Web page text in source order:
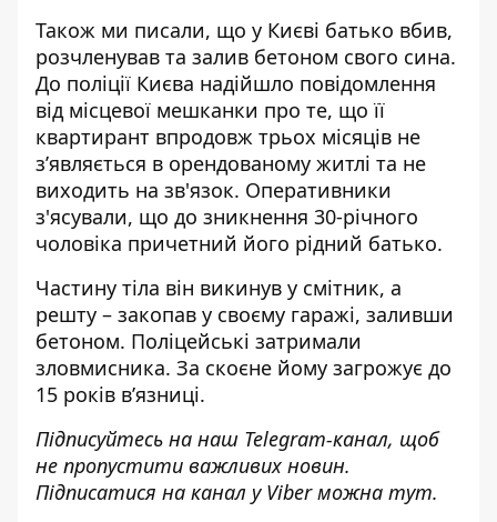
Також ми писали, що у Києві батько вбив,
розчленував та залив бетоном свого сина.
До поліції Києва надійшло повідомлення
від місцевої мешканки про те, що її
квартирант впродовж трьох місяців не
з’являється в орендованому житлі та не
виходить на зв'язок. Оперативники
з'ясували, що до зникнення 30-річного
чоловіка причетний його рідний батько.
Частину тіла він викинув у смітник, а
решту – закопав у своєму гаражі, заливши
бетоном. Поліцейські затримали
зловмисника. За скоєне йому загрожує до
15 років в’язниці.
Підписуйтесь на наш Telegram-канал, щоб
не пропустити важливих новин.
Підписатися на канал у Viber можна тут.